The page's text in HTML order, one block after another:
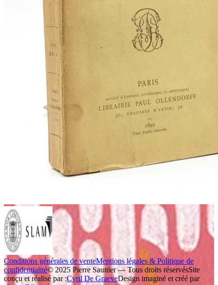
Conditions générales de venteMentions légales & Politique de
confidentialité© 2025 Pierre Saunier — Tous droits réservésSite
conçu et réalisé par :Cyril De GraeveDesign imaginé et créé par